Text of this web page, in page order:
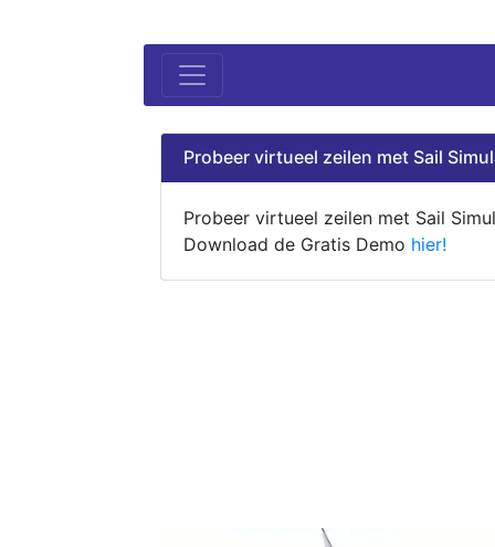
Probeer virtueel zeilen met Sail
Probeer virtueel zeilen met Sail
Download de Gratis Demo hier!